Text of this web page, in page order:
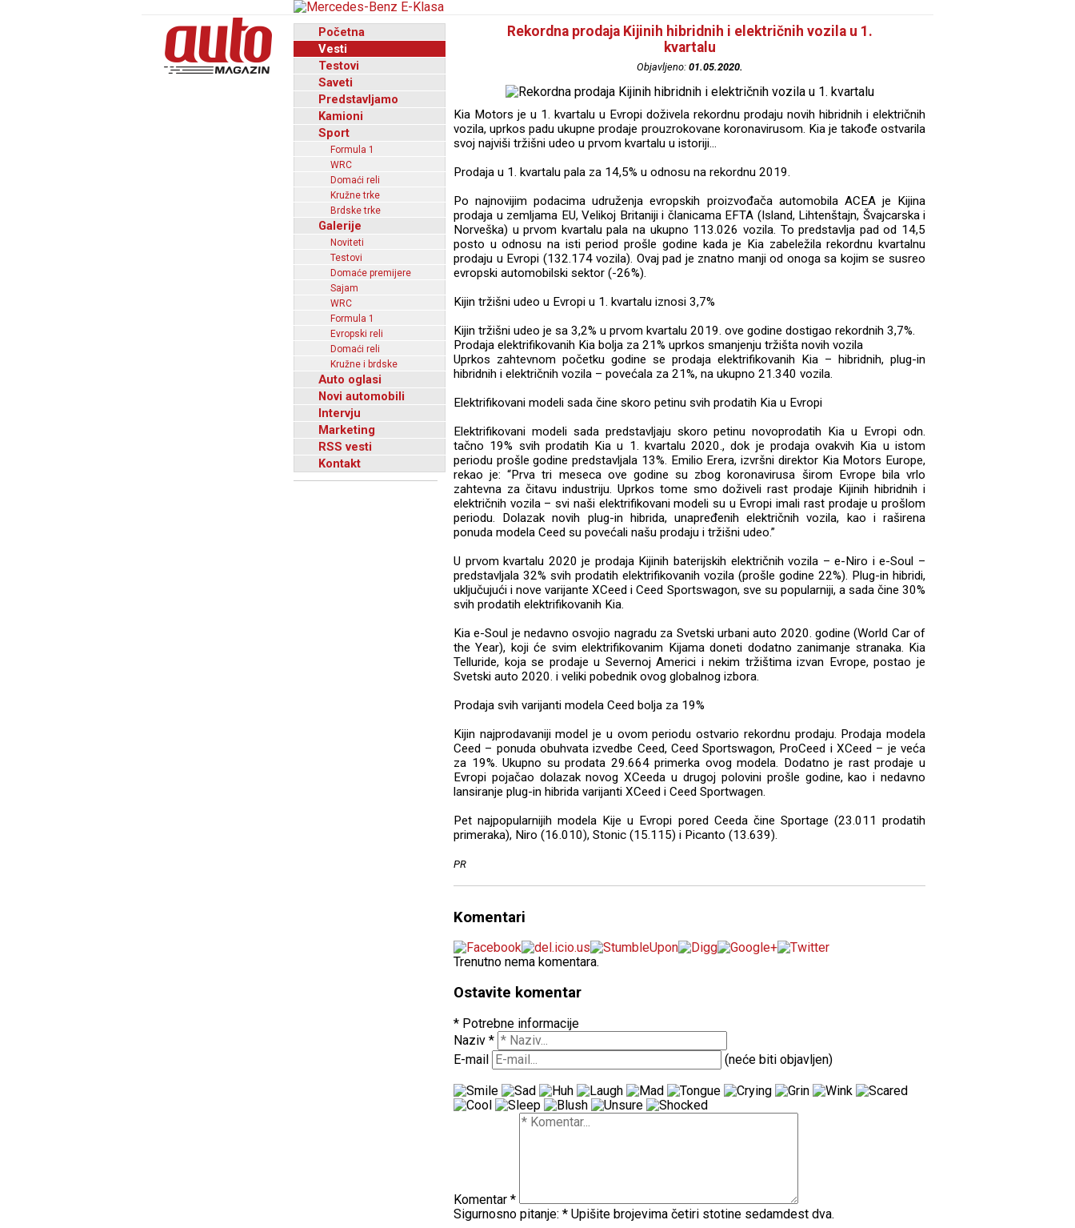
Početna
Vesti
Testovi
Saveti
Predstavljamo
Kamioni
Sport
Formula 1
WRC
Domaći reli
Kružne trke
Brdske trke
Galerije
Noviteti
Testovi
Domaće premijere
Sajam
WRC
Formula 1
Evropski reli
Domaći reli
Kružne i brdske
Auto oglasi
Novi automobili
Intervju
Marketing
RSS vesti
Kontakt
Rekordna prodaja Kijinih hibridnih i električnih vozila u 1.
kvartalu
Objavljeno: 01.05.2020.
Kia Motors je u 1. kvartalu u Evropi doživela rekordnu prodaju novih hibridnih i električnih
vozila, uprkos padu ukupne prodaje prouzrokovane koronavirusom. Kia je takođe ostvarila
svoj najviši tržišni udeo u prvom kvartalu u istoriji...
Prodaja u 1. kvartalu pala za 14,5% u odnosu na rekordnu 2019.
Po najnovijim podacima udruženja evropskih proizvođača automobila ACEA je Kijina
prodaja u zemljama EU, Velikoj Britaniji i članicama EFTA (Island, Lihtenštajn, Švajcarska i
Norveška) u prvom kvartalu pala na ukupno 113.026 vozila. To predstavlja pad od 14,5
posto u odnosu na isti period prošle godine kada je Kia zabeležila rekordnu kvartalnu
prodaju u Evropi (132.174 vozila). Ovaj pad je znatno manji od onoga sa kojim se susreo
evropski automobilski sektor (-26%).
Kijin tržišni udeo u Evropi u 1. kvartalu iznosi 3,7%
Kijin tržišni udeo je sa 3,2% u prvom kvartalu 2019. ove godine dostigao rekordnih 3,7%.
Prodaja elektrifikovanih Kia bolja za 21% uprkos smanjenju tržišta novih vozila
Uprkos zahtevnom početku godine se prodaja elektrifikovanih Kia – hibridnih, plug-in
hibridnih i električnih vozila – povećala za 21%, na ukupno 21.340 vozila.
Elektrifikovani modeli sada čine skoro petinu svih prodatih Kia u Evropi
Elektrifikovani modeli sada predstavljaju skoro petinu novoprodatih Kia u Evropi odn.
tačno 19% svih prodatih Kia u 1. kvartalu 2020., dok je prodaja ovakvih Kia u istom
periodu prošle godine predstavljala 13%. Emilio Erera, izvršni direktor Kia Motors Europe,
rekao je: “Prva tri meseca ove godine su zbog koronavirusa širom Evrope bila vrlo
zahtevna za čitavu industriju. Uprkos tome smo doživeli rast prodaje Kijinih hibridnih i
električnih vozila – svi naši elektrifikovani modeli su u Evropi imali rast prodaje u prošlom
periodu. Dolazak novih plug-in hibrida, unapređenih električnih vozila, kao i raširena
ponuda modela Ceed su povećali našu prodaju i tržišni udeo.”
U prvom kvartalu 2020 je prodaja Kijinih baterijskih električnih vozila – e-Niro i e-Soul –
predstavljala 32% svih prodatih elektrifikovanih vozila (prošle godine 22%). Plug-in hibridi,
uključujući i nove varijante XCeed i Ceed Sportswagon, sve su popularniji, a sada čine 30%
svih prodatih elektrifikovanih Kia.
Kia e-Soul je nedavno osvojio nagradu za Svetski urbani auto 2020. godine (World Car of
the Year), koji će svim elektrifikovanim Kijama doneti dodatno zanimanje stranaka. Kia
Telluride, koja se prodaje u Severnoj Americi i nekim tržištima izvan Evrope, postao je
Svetski auto 2020. i veliki pobednik ovog globalnog izbora.
Prodaja svih varijanti modela Ceed bolja za 19%
Kijin najprodavaniji model je u ovom periodu ostvario rekordnu prodaju. Prodaja modela
Ceed – ponuda obuhvata izvedbe Ceed, Ceed Sportswagon, ProCeed i XCeed – je veća
za 19%. Ukupno su prodata 29.664 primerka ovog modela. Dodatno je rast prodaje u
Evropi pojačao dolazak novog XCeeda u drugoj polovini prošle godine, kao i nedavno
lansiranje plug-in hibrida varijanti XCeed i Ceed Sportwagen.
Pet najpopularnijih modela Kije u Evropi pored Ceeda čine Sportage (23.011 prodatih
primeraka), Niro (16.010), Stonic (15.115) i Picanto (13.639).
PR
Komentari
Trenutno nema komentara.
Ostavite komentar
* Potrebne informacije
Naziv *
E-mail
(neće biti objavljen)
Komentar *
Sigurnosno pitanje: * Upišite brojevima četiri stotine sedamdest dva.